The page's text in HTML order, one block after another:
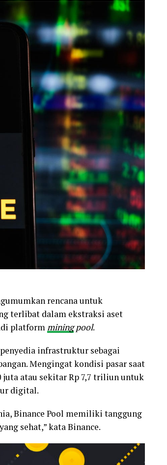
rencana untuk
terlibat dalam ekstraksi aset
platformminingpool.
infrastruktur sebagai
Mengingat kondisi pasar saat
juta atau sekitar Rp 7,7 triliun untuk
digital.
Binance Pool memiliki tanggung
sehat,” kata Binance.